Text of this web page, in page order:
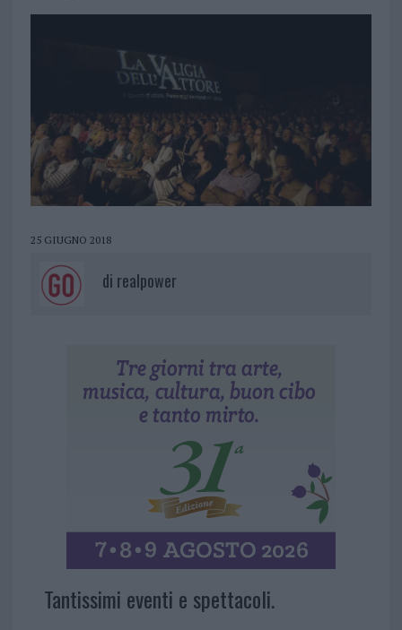
25 GIUGNO 2018
di realpower
Tantissimi eventi e spettacoli.